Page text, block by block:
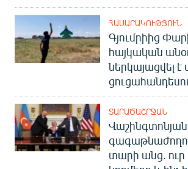
ՀԱՍԱՐԱԿՈՒԹՅՈՒՆ
Գյումրիից
հայկական
ներկայացվել է
ՏԱՐԱԾԱՇՐՋԱՆ
Վաշինգտոնյան
տարի անց. ուր